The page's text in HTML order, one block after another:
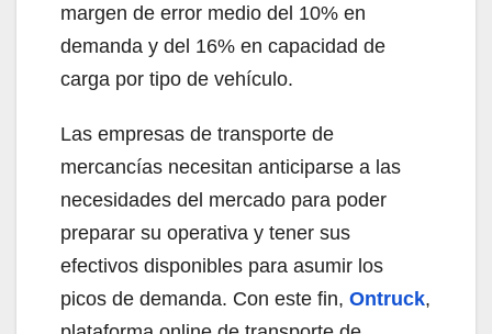
margen de error medio del 10% en
demanda y del 16% en capacidad de
carga por tipo de vehículo.
Las empresas de transporte de
mercancías necesitan anticiparse a las
necesidades del mercado para poder
preparar su operativa y tener sus
efectivos disponibles para asumir los
picos de demanda. Con este fin, Ontruck,